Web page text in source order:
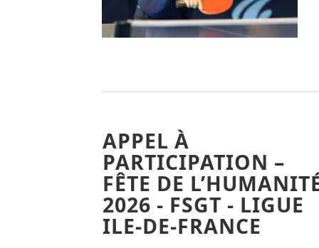
APPEL À
PARTICIPATION –
FÊTE DE
2026 - FSGT - LIGUE
ILE-DE-FRANCE